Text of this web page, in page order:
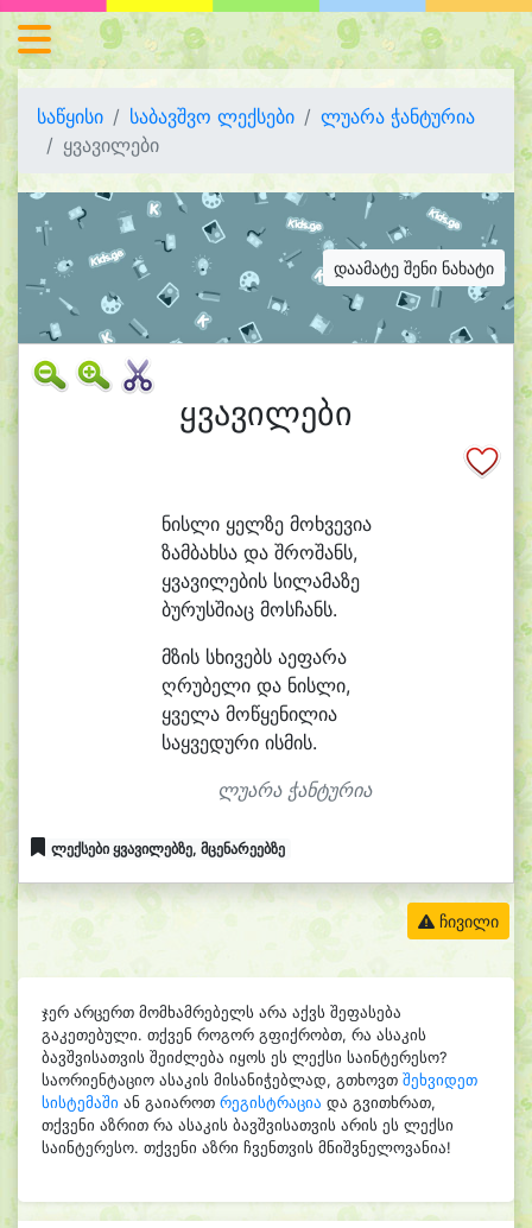
საწყისი საბავშვო ლექსები
ლუარა ჭანტურია
ყვავილები
დაამატე შენი ნახატი
ყვავილები
ნისლი ყელზე მოხვევია
ზამბახსა და შროშანს,
ყვავილების სილამაზე
ბურუსშიაც მოსჩანს.
მზის სხივებს აეფარა
ღრუბელი და ნისლი,
ყველა მოწყენილია
საყვედური ისმის.
ლუარა ჭანტურია
ლექსები ყვავილებზე, მცენარეებზე
ჩივილი
ჯერ არცერთ მომხამრებელს არა აქვს შეფასება
გაკეთებული. თქვენ როგორ გფიქრობთ, რა ასაკის
ბავშვისათვის შეიძლება იყოს ეს ლექსი საინტერესო?
საორიენტაციო ასაკის მისანიჭებლად, გთხოვთ შეხვიდეთ
სისტემაში ან გაიაროთ რეგისტრაცია და გვითხრათ,
თქვენი აზრით რა ასაკის ბავშვისათვის არის ეს ლექსი
საინტერესო. თქვენი აზრი ჩვენთვის მნიშვნელოვანია!